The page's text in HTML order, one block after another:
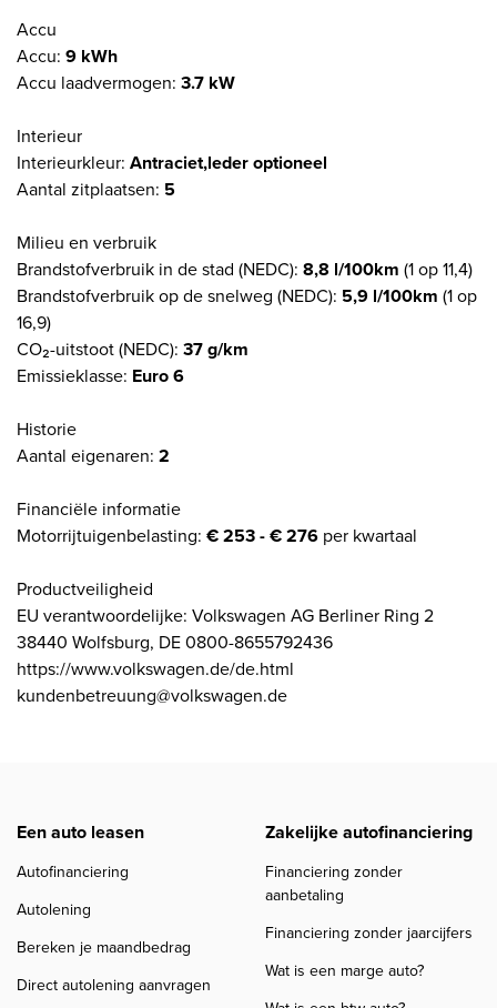
Accu
Accu: 9 kWh
Accu laadvermogen: 3.7 kW
Interieur
Interieurkleur: Antraciet,leder optioneel
Aantal zitplaatsen: 5
Milieu en verbruik
Brandstofverbruik in de stad (NEDC): 8,8 l/100km (1 op 11,4)
Brandstofverbruik op de snelweg (NEDC): 5,9 l/100km (1 op
16,9)
CO₂-uitstoot (NEDC): 37 g/km
Emissieklasse: Euro 6
Historie
Aantal eigenaren: 2
Financiële informatie
Motorrijtuigenbelasting: € 253 - € 276 per kwartaal
Productveiligheid
EU verantwoordelijke: Volkswagen AG Berliner Ring 2
38440 Wolfsburg, DE 0800-8655792436
https://www.volkswagen.de/de.html
kundenbetreuung@volkswagen.de
Een auto leasen
Autofinanciering
Autolening
Bereken je maandbedrag
Direct autolening aanvragen
Zakelijke autofinanciering
Financiering zonder
aanbetaling
Financiering zonder jaarcijfers
Wat is een marge auto?